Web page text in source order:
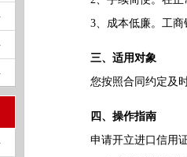
3、成本低廉。工商
三、适用对象
您按照合同约定及时
四、操作指南
申请开立进口信用证